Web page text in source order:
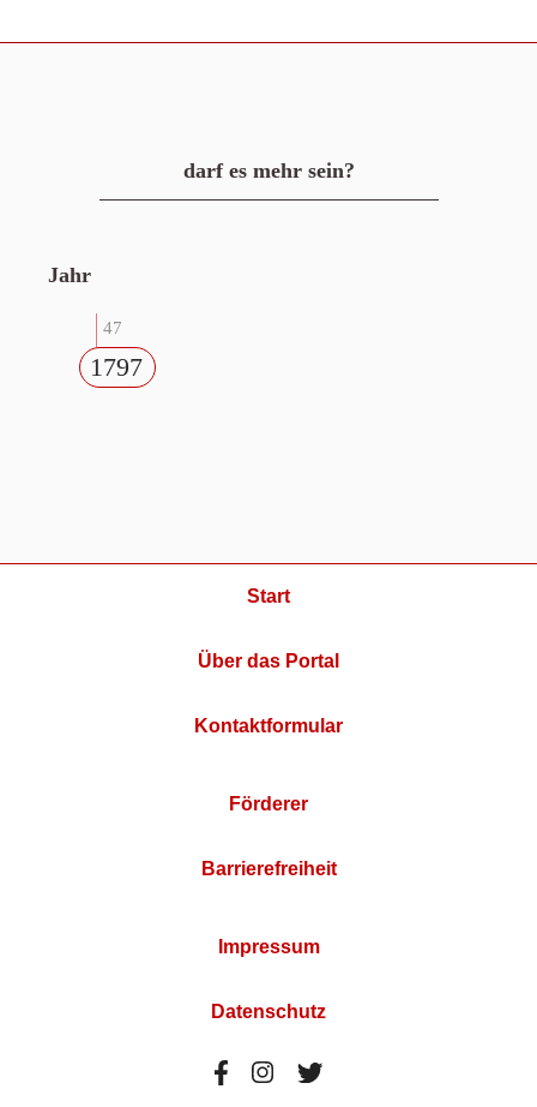
darf es mehr sein?
Jahr
47
1797
Start
Über das Portal
Kontaktformular
Förderer
Barrierefreiheit
Impressum
Datenschutz